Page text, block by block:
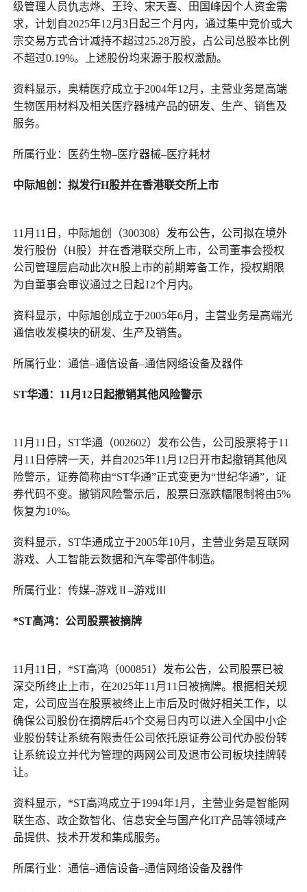
级管理人员仇志烨、王玲、宋天喜、田国峰因个人资金需
求，计划自2025年12月3日起三个月内，通过集中竞价或大
宗交易方式合计减持不超过25.28万股，占公司总股本比例
不超过0.19%。上述股份均来源于股权激励。
资料显示，奥精医疗成立于2004年12月，主营业务是高端
生物医用材料及相关医疗器械产品的研发、生产、销售及
服务。
所属行业：医药生物–医疗器械–医疗耗材
中际旭创 ： 拟发行H股并在香港联交所上市
11月11日，中际旭创（300308）发布公告，公司拟在境外
发行股份（H股）并在香港联交所上市，公司董事会授权
公司管理层启动此次H股上市的前期筹备工作，授权期限
为自董事会审议通过之日起12个月内。
资料显示，中际旭创成立于2005年6月，主营业务是高端光
通信收发模块的研发、生产及销售。
所属行业：通信–通信设备–通信网络设备及器件
ST华通： 11月12日起撤销其他风险警示
11月11日，ST华通（002602）发布公告，公司股票将于11
月11日停牌一天，并自2025年11月12日开市起撤销其他风
险警示，证券简称由“ST华通”正式变更为“世纪华通”，证
券代码不变。撤销风险警示后，股票日涨跌幅限制将由5%
恢复为10%。
资料显示，ST华通成立于2005年10月，主营业务是互联网
游戏、人工智能云数据和汽车零部件制造。
所属行业：传媒–游戏Ⅱ–游戏Ⅲ
*ST高鸿： 公司股票被摘牌
11月11日，*ST高鸿（000851）发布公告，公司股票已被
深交所终止上市，在2025年11月11日被摘牌。根据相关规
定，公司应当在股票被终止上市后及时做好相关工作，以
确保公司股份在摘牌后45个交易日内可以进入全国中小企
业股份转让系统有限责任公司依托原证券公司代办股份转
让系统设立并代为管理的两网公司及退市公司板块挂牌转
让。
资料显示，*ST高鸿成立于1994年1月，主营业务是智能网
联生态、政企数智化、信息安全与国产化IT产品等领域产
品提供、技术开发和集成服务。
所属行业：通信–通信设备–通信网络设备及器件